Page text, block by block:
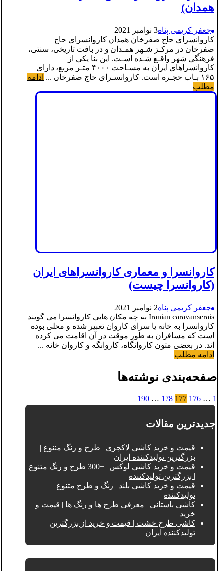
همدان)
جعفر کریمی پناه3 نوامبر 2021
کاروانسرای حاج صفرخان همدان کاروانسرای حاج
صفرخان در مرکـز شـهر همـدان و در بافت تاریخی، سنتی،
فرهنگی شهر واقـع شـده اسـت. این بنا یکی از
کاروانسراهای ایران به مسـاحت ۴۰۰۰ متـر مربع، دارای
۱۶۵ بـاب حجـره است. کاروانسـرای حاج صفرخان ...
ادامه
مطلب
کاروانسرا و معماری کاروانسراهای ایران
(کاروانسرا چیست)
جعفر کریمی پناه2 نوامبر 2021
Iranian caravanserais به چه مکان هایی کاروانسرا می گویند
کاروانسرا به خانه یا سرای کاروان تعبیر شده و محلی بوده
است که مسافران به طور موقت در آن اقامت می کرده
اند. در بعضی متون کاروانگاه، کاروانگه و کاروان خانه ...
ادامه مطلب
صفحه‌بندی نوشته‌ها
1
…
176
177
178
…
190
جدیدترین مقالات
قیمت و خرید کاشی لاکچری | طرح و رنگ متنوع |
بزرگترین تولیدکننده ایران
قیمت و خرید کاشی لوکس | +300 طرح و رنگ متنوع
| بزرگترین تولیدکننده
قیمت و خرید کاشی بلند | رنگ و طرح متنوع |
تولیدکننده
کاشی باستانی | معرفی طرح ها و رنگ ها | قیمت و
خرید
کاشی طرح خشت | قیمت و خرید از بزرگترین
تولیدکننده ایران